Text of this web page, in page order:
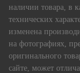
наличии товара, в
технических
изменена
на фотографиях,
оригинального
сайте, может